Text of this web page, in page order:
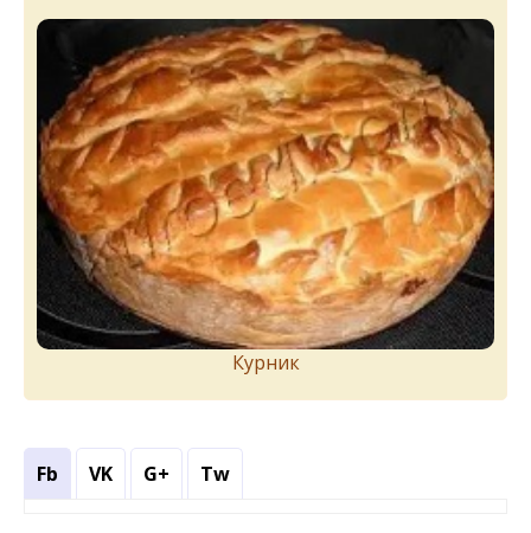
Курник
Fb VK G+ Tw